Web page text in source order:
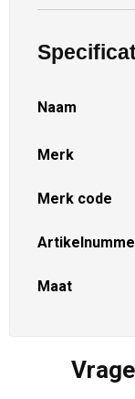
Naam
Merk
Merk code
Maat